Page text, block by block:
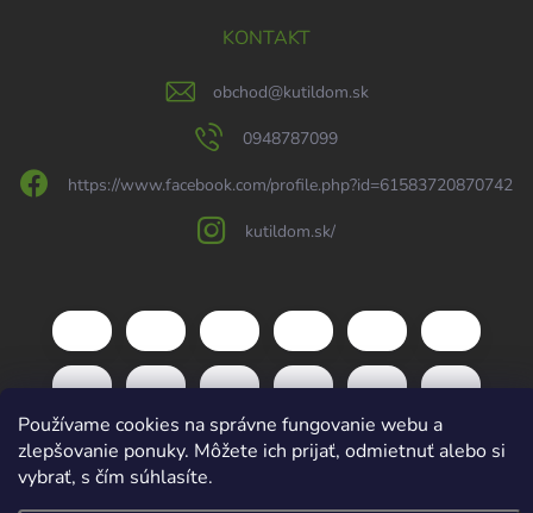
Používame cookies na správne fungovanie webu a
zlepšovanie ponuky. Môžete ich prijať, odmietnuť alebo si
vybrať, s čím súhlasíte.
KONTAKT
obchod@kutildom.sk
0948787099
https://www.facebook.com/profile.php?id=61583720870742
kutildom.sk/